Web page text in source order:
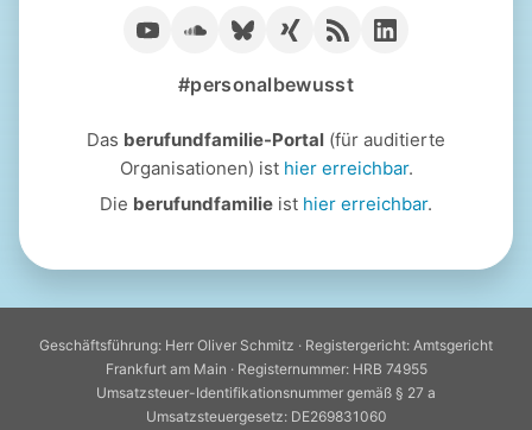
#personalbewusst
Das berufundfamilie-Portal (für auditierte
Organisationen) ist hier erreichbar.
Die berufundfamilie ist hier erreichbar.
Geschäftsführung: Herr Oliver Schmitz · Registergericht: Amtsgericht
Frankfurt am Main · Registernummer: HRB 74955
Umsatzsteuer-Identifikationsnummer gemäß § 27 a
Umsatzsteuergesetz: DE269831060